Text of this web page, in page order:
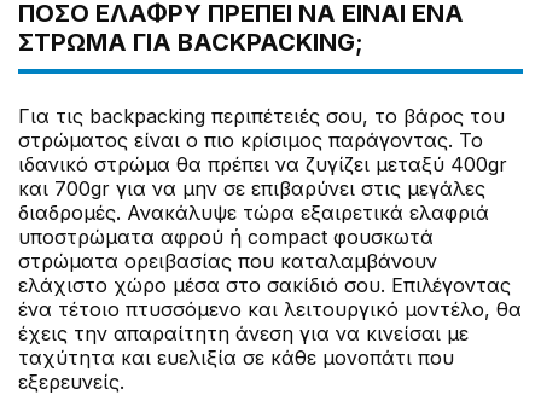
ΠΌΣΟ ΕΛΑΦΡΎ ΠΡΈΠΕΙ ΝΑ ΕΊΝΑΙ ΈΝΑ
ΣΤΡΏΜΑ ΓΙΑ BACKPACKING;
Για τις backpacking περιπέτειές σου, το βάρος του
στρώματος είναι ο πιο κρίσιμος παράγοντας. Το
ιδανικό στρώμα θα πρέπει να ζυγίζει μεταξύ 400gr
και 700gr για να μην σε επιβαρύνει στις μεγάλες
διαδρομές. Ανακάλυψε τώρα εξαιρετικά ελαφριά
υποστρώματα αφρού ή compact φουσκωτά
στρώματα ορειβασίας που καταλαμβάνουν
ελάχιστο χώρο μέσα στο σακίδιό σου. Επιλέγοντας
ένα τέτοιο πτυσσόμενο και λειτουργικό μοντέλο, θα
έχεις την απαραίτητη άνεση για να κινείσαι με
ταχύτητα και ευελιξία σε κάθε μονοπάτι που
εξερευνείς.